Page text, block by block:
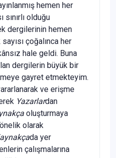
hemen her
sınırlı olduğu
dergilerinin hemen
çoğalınca her
hale geldi. Buna
dergilerin büyük bir
gayret etmekteyim.
ve erişme
Yazarlardan
oluşturmaya
olarak
da yer
çalışmalarına